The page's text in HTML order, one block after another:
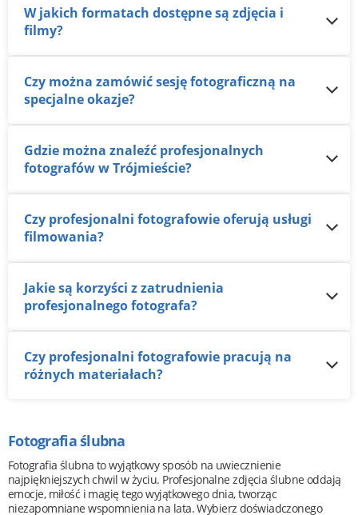
W jakich formatach dostępne są zdjęcia i
filmy?
Czy można zamówić sesję fotograficzną na
specjalne okazje?
Gdzie można znaleźć profesjonalnych
fotografów w Trójmieście?
Czy profesjonalni fotografowie oferują usługi
filmowania?
Jakie są korzyści z zatrudnienia
profesjonalnego fotografa?
Czy profesjonalni fotografowie pracują na
różnych materiałach?
Fotografia ślubna
Fotografia ślubna to wyjątkowy sposób na uwiecznienie
najpiękniejszych chwil w życiu. Profesjonalne zdjęcia ślubne oddają
emocje, miłość i magię tego wyjątkowego dnia, tworząc
niezapomniane wspomnienia na lata. Wybierz doświadczonego